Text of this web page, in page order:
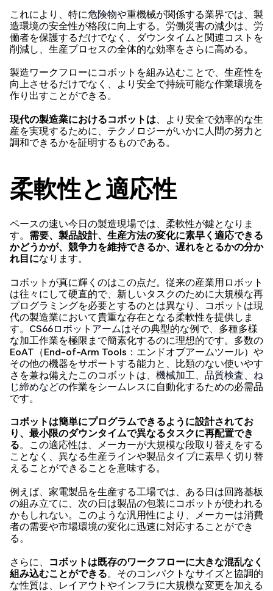
これにより、特に危険物や重機械が関係する業界では、製
造環境の安全性が格段に向上する。労働災害の減少は、労
働者を保護するだけでなく、ダウンタイムと関連コストを
削減し、生産プロセスの全体的な効率をさらに高める。
製造ワークフローにコボットを組み込むことで、生産性を
向上させるだけでなく、より安全で持続可能な作業環境を
作り出すことができる。
現代の製造業におけるコボットは、より安全で効率的な生
産を実現するために、テクノロジーがいかに人間の努力と
調和できるかを証明するものである。
柔軟性と適応性
ペースの速い今日の製造現場では、柔軟性が鍵となりま
す。 需要、製品設計、生産方法の変化に素早く適応できる
かどうかが、競争力を維持できるか、遅れをとるかの分か
れ目になります。
コボットが真に輝くのはこの点だ。従来の産業用ロボット
は往々にして硬直的で、新しいタスクのために大規模な再
プログラミングを必要とするのとは異なり、コボットは現
代の製造業において貴重な存在となる柔軟性を提供しま
す。 CS66ロボットアームはその典型的な例で、多種多様
な加工作業を極限まで簡素化するのに理想的です。多数の
EoAT（End-of-Arm Tools：エンドオブアームツール）や
その他の機器をサポートする能力と、比類のない使いやす
さを兼ね備えたこのコボットは、 機械加工 品質検査
ね
じ締めなどの作業をシームレスに自動化するための必需品
です。
コボットは簡単にプログラムできるように設計されてお
り、最小限のダウンタイムで異なるタスクに再配置でき
る。この適応性は、メーカーが大規模な段取り替えをする
ことなく、異なる生産ラインや製品タイプに素早く切り替
えることができることを意味する。
例えば、家電製品を生産する工場では、ある日は回路基板
の組み立てに、次の日は製品の包装にコボットが使われる
かもしれない。このような汎用性により、メーカーは消費
者の需要や市場環境の変化に迅速に対応することができ
る。
さらに、
コボットは既存のワークフローに大きな混乱なく
組み込むことができる。そのコンパクトなサイズと協調的
な性質は、レイアウトやインフラに大規模な変更を加える